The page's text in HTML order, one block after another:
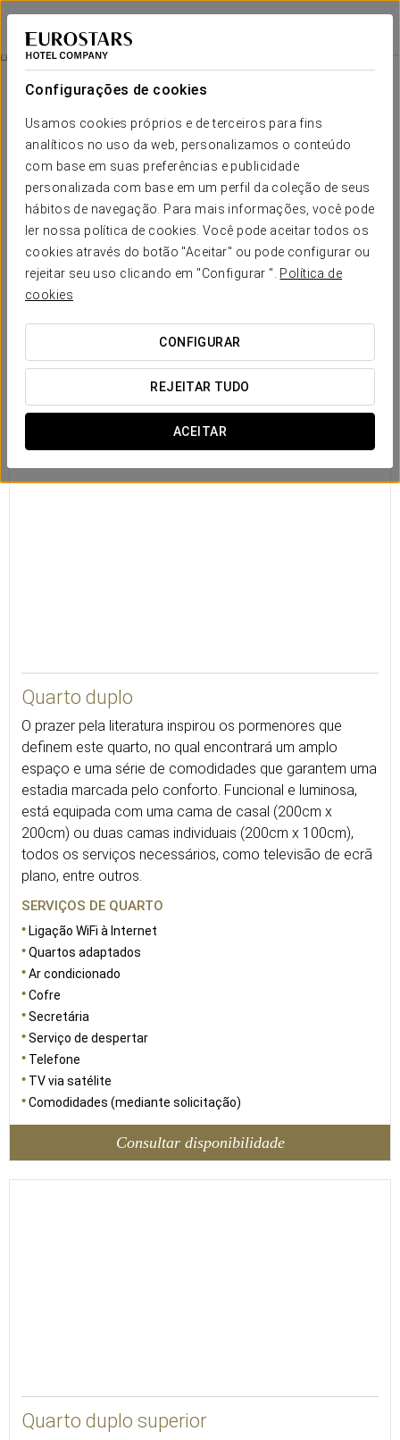
Configurações de cookies
Usamos cookies próprios e de terceiros para fins
analíticos no uso da web, personalizamos o conteúdo
com base em suas preferências e publicidade
personalizada com base em um perfil da coleção de seus
hábitos de navegação. Para mais informações, você pode
ler nossa política de cookies. Você pode aceitar todos os
cookies através do botão "Aceitar" ou pode configurar ou
rejeitar seu uso clicando em "Configurar ". Política de
cookies
CONFIGURAR
REJEITAR TUDO
ACEITAR
Eurostars Book Hotel
MUNIQUE
Quartos
Quartos
O conforto e descanso que necessita
O Eurostars Book Hotel dispõe de 201 quartos, todos amplos e
luminosos, com acabamentos perfeitos e detalhes de última
geração. O hotel conta com 8 suites, ideais para grandes
estadias, viagens em família e para poder realizar pequenas
reuniões no quarto.
SERVIÇOS EM DESTAQUE
Quartos
Quarto duplo
O prazer pela literatura inspirou os pormenores que
definem este quarto, no qual encontrará um amplo
espaço e uma série de comodidades que garantem uma
estadia marcada pelo conforto. Funcional e luminosa,
está equipada com uma cama de casal (200cm x
200cm) ou duas camas individuais (200cm x 100cm),
todos os serviços necessários, como televisão de ecrã
plano, entre outros.
SERVIÇOS DE QUARTO
Ligação WiFi à Internet
Quartos adaptados
Ar condicionado
Cofre
Secretária
Serviço de despertar
Telefone
TV via satélite
Comodidades (mediante solicitação)
Consultar disponibilidade
Quarto duplo superior